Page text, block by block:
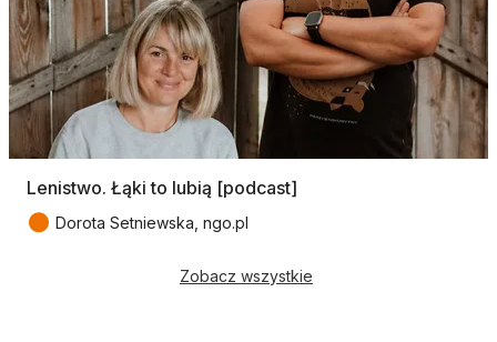
Lenistwo. Łąki to lubią [podcast]
● Dorota Setniewska, ngo.pl
Zobacz wszystkie